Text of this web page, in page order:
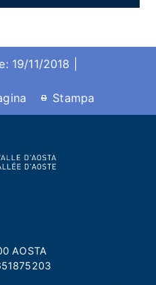
19/11/2018 |
Stampa
AOSTA